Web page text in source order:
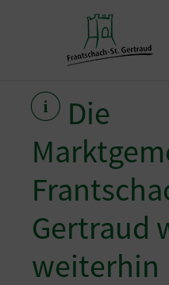
Die
Gertraud
weiterhin